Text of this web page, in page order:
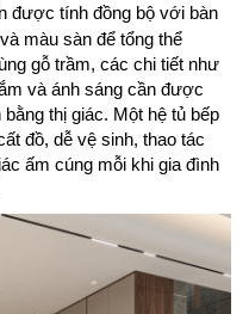
được tính đồng bộ với bàn
màu sàn để tổng thể
gỗ trầm, các chi tiết như
và ánh sáng cần được
thị giác. Một hệ tủ bếp
đồ, dễ vệ sinh, thao tác
ấm cúng mỗi khi gia đình